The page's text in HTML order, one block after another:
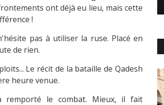
ont déjà eu lieu, mais cette
!
pas à utiliser la ruse. Placé en
de rien.
Le récit de la bataille de Qadesh
heure venue.
remporté le combat. Mieux, il fait